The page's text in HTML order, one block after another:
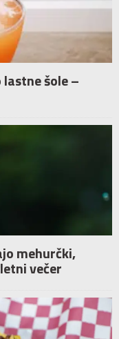
šole –
mehurčki,
večer